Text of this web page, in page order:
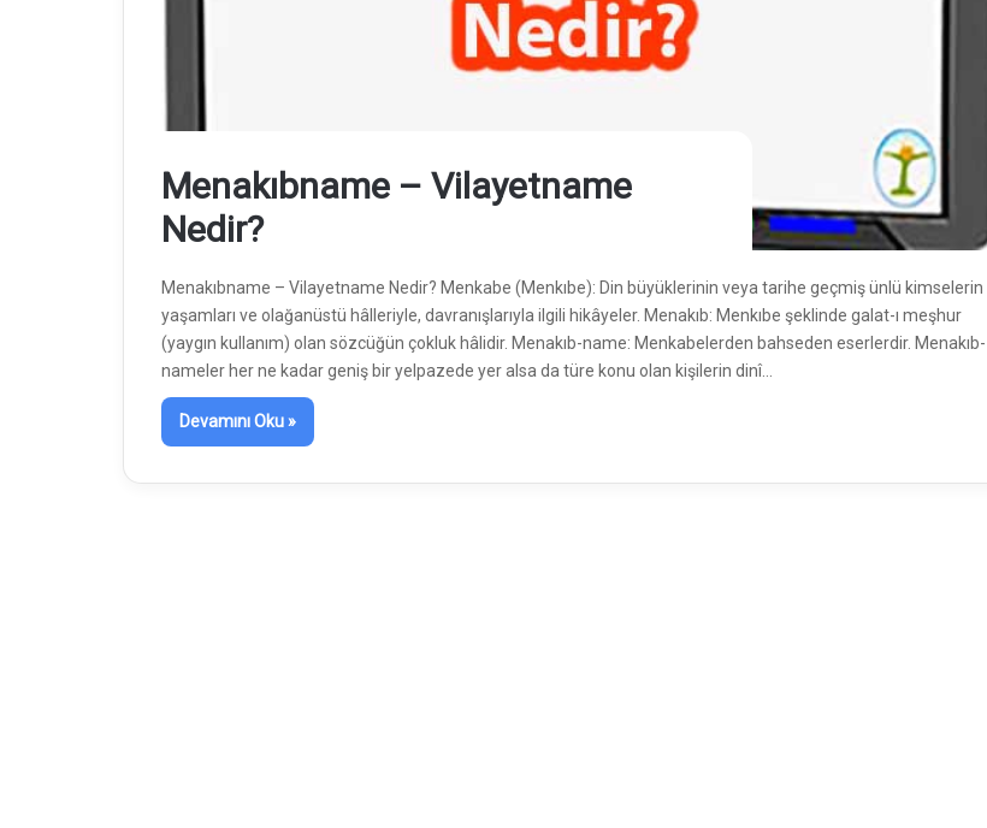
Menakıbname – Vilayetname
Nedir?
Menakıbname – Vilayetname Nedir? Menkabe (Menkıbe): Din büyüklerinin veya tarihe geçmiş ünlü kimselerin
yaşamları ve olağanüstü hâlleriyle, davranışlarıyla ilgili hikâyeler. Menakıb: Menkıbe şeklinde galat-ı meşhur
(yaygın kullanım) olan sözcüğün çokluk hâlidir. Menakıb-name: Menkabelerden bahseden eserlerdir. Menakıb-
nameler her ne kadar geniş bir yelpazede yer alsa da türe konu olan kişilerin dinî…
Devamını Oku »